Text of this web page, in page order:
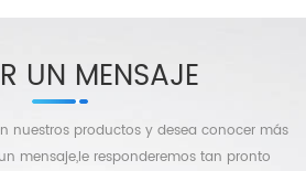
UN MENSAJE
nuestros productos y desea conocer más
mensaje,le responderemos tan pronto